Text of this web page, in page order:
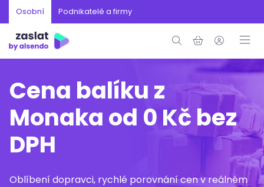
Osobní Podnikatelé a firmy
Cena balíku z
Monaka od 0 Kč bez
DPH
Oblíbení dopravci, rychlé porovnání cen v reálném